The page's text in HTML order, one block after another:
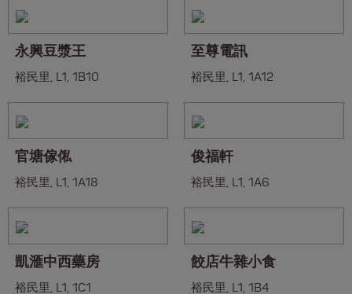
永興豆漿王
裕民里, L1, 1B10
至尊電訊
裕民里, L1, 1A12
官塘傢俬
裕民里, L1, 1A18
俊福軒
裕民里, L1, 1A6
凱滙中西藥房
裕民里, L1, 1C1
餃店牛雜小食
裕民里, L1, 1B4